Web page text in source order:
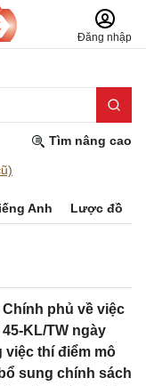
Đăng nhập
Tìm nâng cao
Anh Lược đồ
phủ về việc
KL/TW ngày
việc thí điểm mô
sung chính sách